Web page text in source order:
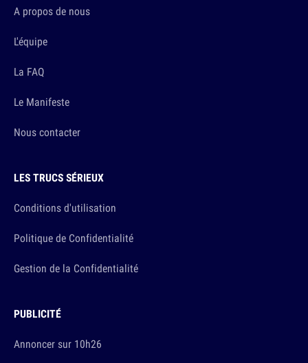
A propos de nous
L'équipe
La FAQ
Le Manifeste
Nous contacter
LES TRUCS SÉRIEUX
Conditions d'utilisation
Politique de Confidentialité
Gestion de la Confidentialité
PUBLICITÉ
Annoncer sur 10h26